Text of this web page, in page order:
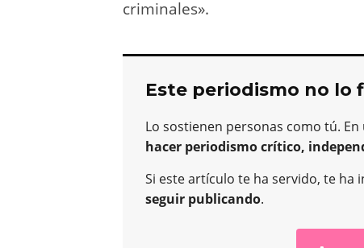
criminales».
Este periodismo no lo
Lo sostienen personas como tú.
hacer periodismo crítico,
Si este artículo te ha servido, te ha
seguir publicando.